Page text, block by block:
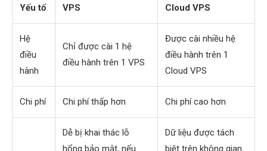
Yếu tố VPS Cloud VPS
Hệ
điều
hành
Chỉ được cài 1 hệ
điều hành trên 1 VPS
Được cài nhiều hệ
điều hành trên 1
Cloud VPS
Chi phí Chi phí thấp hơn Chi phí cao hơn
Dễ bị khai thác lỗ
hổng bảo mật, nếu
Dữ liệu được tách
biệt trên không gian